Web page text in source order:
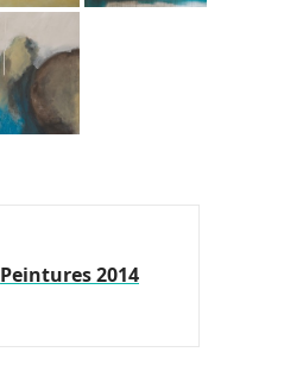
Peintures 2014